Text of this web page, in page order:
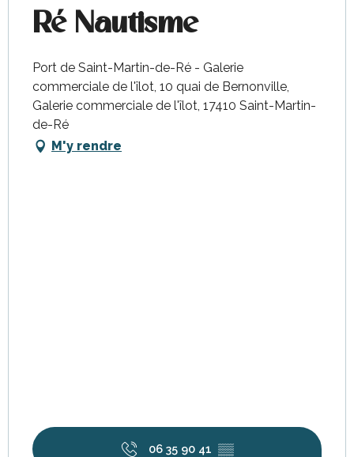
Ré Nautisme
Port de Saint-Martin-de-Ré - Galerie
commerciale de l'îlot, 10 quai de Bernonville,
Galerie commerciale de l'îlot, 17410 Saint-Martin-
de-Ré
M'y rendre
06 35 90 41 ▒▒